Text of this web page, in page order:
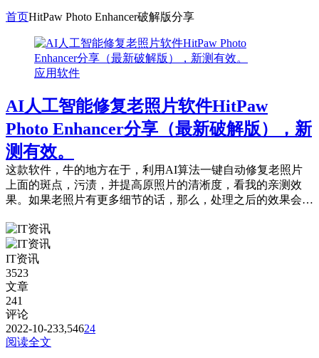
首页HitPaw Photo Enhancer破解版分享
应用软件
AI人工智能修复老照片软件HitPaw
Photo Enhancer分享（最新破解版），新
测有效。
这款软件，牛的地方在于，利用AI算法一键自动修复老照片
上面的斑点，污渍，并提高原照片的清淅度，看我的亲测效
果。如果老照片有更多细节的话，那么，处理之后的效果会更
IT资讯
3523
文章
241
评论
2022-10-233,54624
阅读全文